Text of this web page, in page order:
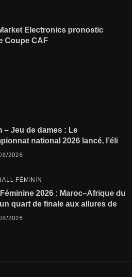
Electronics pronostic
Coupe CAF
– Jeu de dames : Le
national 2026 lancé, l’élite
à la conquête du sacre
2026
FÉMININ
2026 : Maroc–Afrique du
quart de finale aux allures de
2026